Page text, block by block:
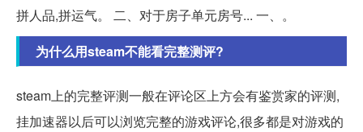
拼人品,拼运气。 二、对于房子单元房号... 一、。
为什么用steam不能看完整测评?
steam上的完整评测一般在评论区上方会有鉴赏家的评测,
挂加速器以后可以浏览完整的游戏评论,很多都是对游戏的